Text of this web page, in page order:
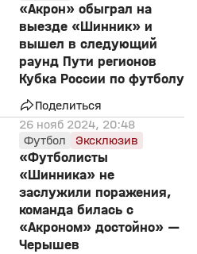
«Акрон» обыграл на
выезде «Шинник» и
вышел в следующий
раунд Пути регионов
Кубка России по футболу
Поделиться
26 нояб 2024, 20:48
Футбол
Эксклюзив
«Футболисты
«Шинника» не
заслужили поражения,
команда билась с
«Акроном» достойно» —
Черышев